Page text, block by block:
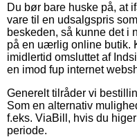
Du bør bare huske på, at
vare til en udsalgspris
beskeden, så kunne det
på en uærlig online butik.
imidlertid omsluttet af
en imod fup internet
Generelt tilråder vi
Som en alternativ
f.eks. ViaBill, hvis du
periode.